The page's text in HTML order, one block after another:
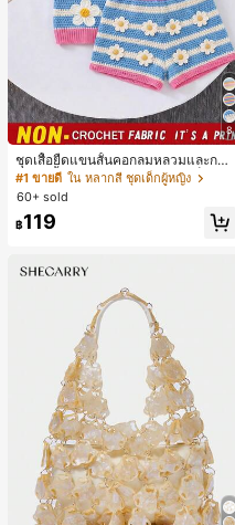
8
ชุดเสื้อยืดแขนสั้นคอกลมหลวมและกาง
เกงขาสั้นไบค์เกอร์รัดรูปสำหรับเด็กผู้ห
ญิง สไตล์มินิมอล เหมาะสำหรับฤดูใบไ
ม้ผลิและฤดูร้อน
#1 ขายดี ใน หลากสี ชุดเด็กผู้หญิง
60+ sold
฿119